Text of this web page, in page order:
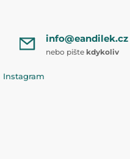
info@eandilek.cz
nebo pište kdykoliv
Instagram